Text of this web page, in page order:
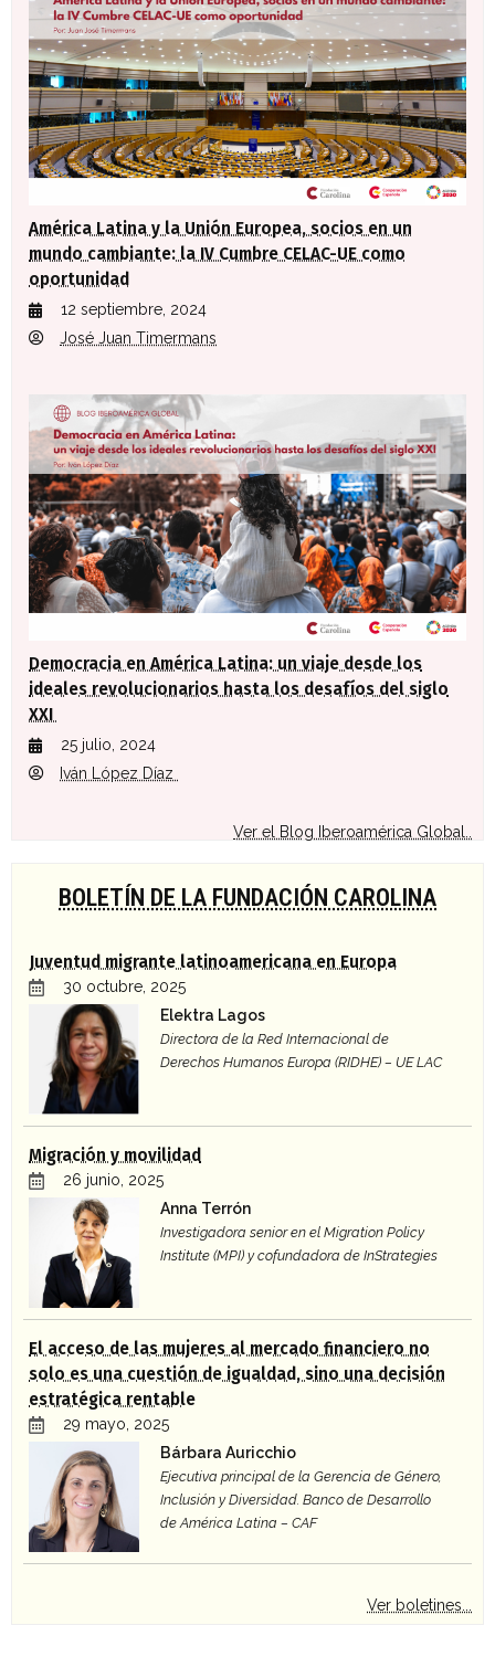
América Latina y la Unión Europea, socios en un
mundo cambiante: la IV Cumbre CELAC-UE como
oportunidad
12 septiembre, 2024
José Juan Timermans
Democracia en América Latina: un viaje desde los
ideales revolucionarios hasta los desafíos del siglo
XXI
25 julio, 2024
Iván López Díaz
Ver el Blog Iberoamérica Global..
BOLETÍN DE LA FUNDACIÓN CAROLINA
Juventud migrante latinoamericana en Europa
30 octubre, 2025
Elektra Lagos
Directora de la Red Internacional de
Derechos Humanos Europa (RIDHE) – UE LAC
Migración y movilidad
26 junio, 2025
Anna Terrón
Investigadora senior en el Migration Policy
Institute (MPI) y cofundadora de InStrategies
El acceso de las mujeres al mercado financiero no
solo es una cuestión de igualdad, sino una decisión
estratégica rentable
29 mayo, 2025
Bárbara Auricchio
Ejecutiva principal de la Gerencia de Género,
Inclusión y Diversidad. Banco de Desarrollo
de América Latina – CAF
Ver boletines...